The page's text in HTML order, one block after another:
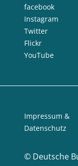
facebook
Instagram
Twitter
Flickr
YouTube
© Deutsche
Impressum &
Datenschutz